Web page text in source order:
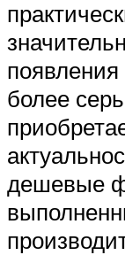
более
дешевые